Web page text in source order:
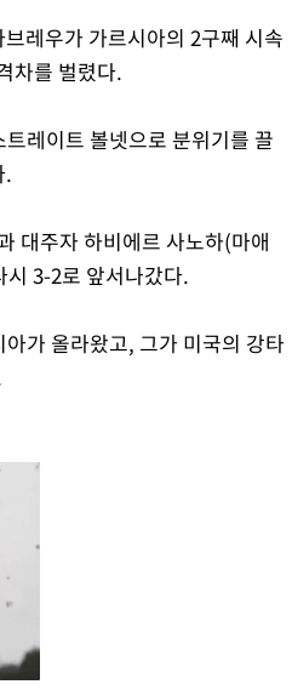
레우가 가르시아의 2구째 시속
차를 벌렸다.
레이트 볼넷으로 분위기를 끌
.
대주자 하비에르 사노하(마애
3-2로 앞서나갔다.
가 올라왔고, 그가 미국의 강타